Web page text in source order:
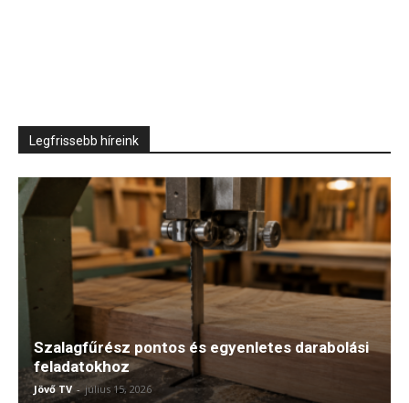
Legfrissebb híreink
Szalagfűrész pontos és egyenletes darabolási
feladatokhoz
Jövő TV - július 15, 2026